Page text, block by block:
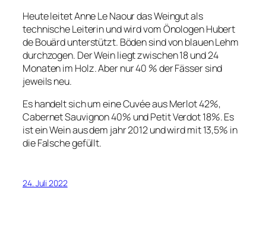
Heute leitet Anne Le Naour das Weingut als
technische Leiterin und wird vom Önologen Hubert
de Bouärd unterstützt. Böden sind von blauen Lehm
durchzogen. Der Wein liegt zwischen 18 und 24
Monaten im Holz. Aber nur 40 % der Fässer sind
jeweils neu.
Es handelt sich um eine Cuvée aus Merlot 42%,
Cabernet Sauvignon 40% und Petit Verdot 18%. Es
ist ein Wein aus dem jahr 2012 und wird mit 13,5% in
die Falsche gefüllt.
24. Juli 2022